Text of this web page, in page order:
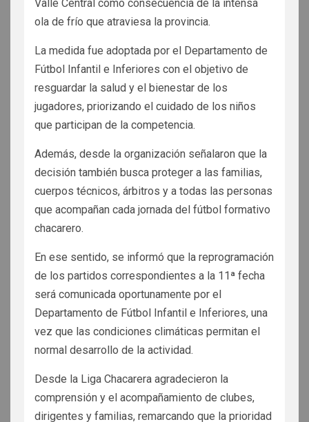
Valle Central como consecuencia de la intensa
ola de frío que atraviesa la provincia.
La medida fue adoptada por el Departamento de
Fútbol Infantil e Inferiores con el objetivo de
resguardar la salud y el bienestar de los
jugadores, priorizando el cuidado de los niños
que participan de la competencia.
Además, desde la organización señalaron que la
decisión también busca proteger a las familias,
cuerpos técnicos, árbitros y a todas las personas
que acompañan cada jornada del fútbol formativo
chacarero.
En ese sentido, se informó que la reprogramación
de los partidos correspondientes a la 11ª fecha
será comunicada oportunamente por el
Departamento de Fútbol Infantil e Inferiores, una
vez que las condiciones climáticas permitan el
normal desarrollo de la actividad.
Desde la Liga Chacarera agradecieron la
comprensión y el acompañamiento de clubes,
dirigentes y familias, remarcando que la prioridad